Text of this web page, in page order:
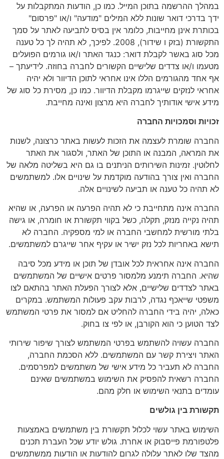
במהלך ההרשמה בתוכן המייל. כמו כן, הודעות המתקבלות על
ידך בדרכי דואר שונות ללא המילים "מודעה" ו/או "פרסום"
בכותרת אינן מחייבות, כלומר אין בסיס לתביעה לאתר על סמך
התקשורת (בזק ו שידור), 2008. לפיכך, לא תהיה לך כל טענה
מכל סוג באשר לקבלת דואר: כנגד האתר ו/או גורמים הפועלים
מטעמו ו/או צדדים שלישיים הקשורים לחברה בחוזה. לידיעתך –
אף אחד מהגורמים הללו אינו אחראי לתוכן הדיוור ולא יהיה
אחראי לנזקים שייגרמו מקבלת הדיוור. כמו כן, מסירת כל סוג של
מידע אישי אודותיך לחברה היא מרצון ואינה מחייבת.
זכויות וסמכויות החברה
החברה שומרת לעצמה את הזכות לעשות באתר כרצונה, לשנות
את המראה, המבנה או התוכן של האתר, ולסגור את האתר
לחלוטין. זמינות השירותים הניתנים בו גם היא בשליטה מלאה של
החברה ואין צורך בהודעה מוקדמת על שינויים אלו. למשתמשים
לא תהיה כל טענה או תביעה לשינויים אלה.
החברה אינה מתחייבת כי לא תהיה הפרעה או הפרעה, או שהיא
תהיה נקייה מנזק, תקלה, כשל בקווי תקשורת או חומרה, או גישה
בלתי מורשית למחשבי החברה או למי מספקיה. החברה לא
תישא באחריות לכל נזק ישיר או עקיף אחר שייגרם למשתמשים.
החברה אינה אחראית לכל אובדן של תוכן או מידע מכל סיבה
שהיא. החברה תימנע מלמסור פרטים אישיים של המשתמשים
באתר לצדדים שלישיים, אלא לצורך הפעלת האתר בהתאם לצו
משפטי שייאכף נגדה, לרבות עקב פעולות המשתמש. במקרים
כאלה, יהיה בידי החברה להחליט אם למסור את פרטי המשתמש
לצד הטוען כי הוא הקורבן, או לפי צו בחוק.
החברה עשויה להשתמש בפרטי המשתמש לצורך שיפור שירותי
האתר ויצירת קשר עם המשתמשים. ללא הסכמת החברה,
החברה לא תעביר כל מידע אישי של משתמשים למפרסמים.
החברה רשאית להפסיק את השימוש במשתמשים שאינם
עומדים בתנאי השימוש או חלק מהם.
תקשורת בין גולשים
השימוש באתר עשוי לכלול תקשורת בין משתמשים באמצעות
פלטפורמת פייסבוק או אחרת. גולש יודע שכל העברת תכנים
מהצד שלו לאתר עלולה לגרום להודעות או הודעות ממשתמשים